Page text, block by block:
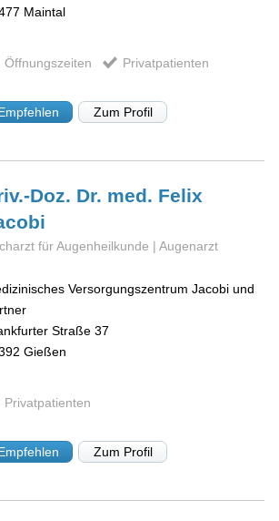
Maintal
Öffnungszeiten Privatpatienten
Zum Profil
Doz. Dr. med. Felix
für Augenheilkunde | Augenarzt
Versorgungszentrum Jacobi und
Straße 37
Gießen
Privatpatienten
Zum Profil